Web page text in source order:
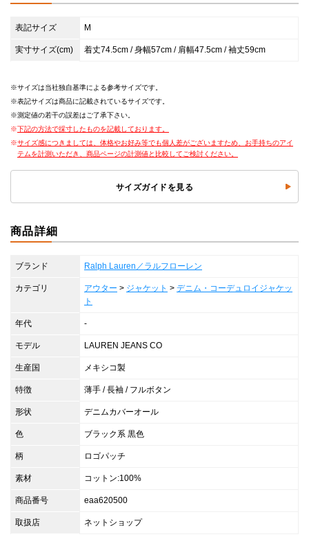
表記サイズ M
実寸サイズ(cm) 着丈74.5cm / 身幅57cm / 肩幅47.5cm / 袖丈59cm
サイズは当社独自基準による参考サイズです。
表記サイズは商品に記載されているサイズです。
測定値の若干の誤差はご了承下さい。
下記の方法で採寸したものを記載しております。
サイズ感につきましては、体格やお好み等でも個人差がございますため、お手持ちのアイ
テムを計測いただき、商品ページの計測値と比較してご検討ください。
サイズガイドを見る
商品詳細
ブランド Ralph Lauren／ラルフローレン
カテゴリ アウター > ジャケット > デニム・コーデュロイジャケッ
ト
年代 -
モデル LAUREN JEANS CO
生産国 メキシコ製
特徴 薄手 / 長袖 / フルボタン
形状 デニムカバーオール
色 ブラック系 黒色
柄 ロゴパッチ
素材 コットン:100%
商品番号 eaa620500
取扱店 ネットショップ